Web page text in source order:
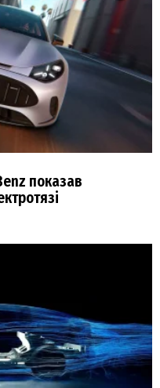
показав